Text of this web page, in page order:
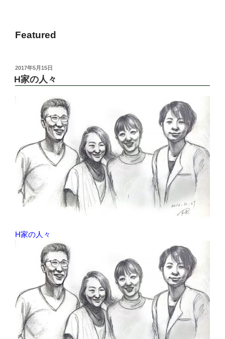
Featured
投
稿
日:
2017年5月15日
H家の人々
H家の人々